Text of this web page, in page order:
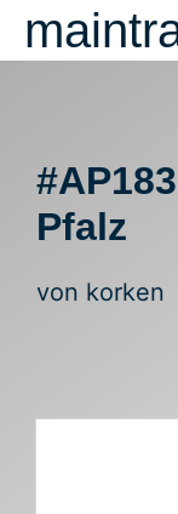
Inhalt
Pfalz
von korken